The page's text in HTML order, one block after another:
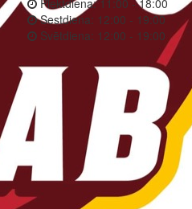
Sestdiena: 12:00 - 19:00
Svētdiena: 12:00 - 19:00